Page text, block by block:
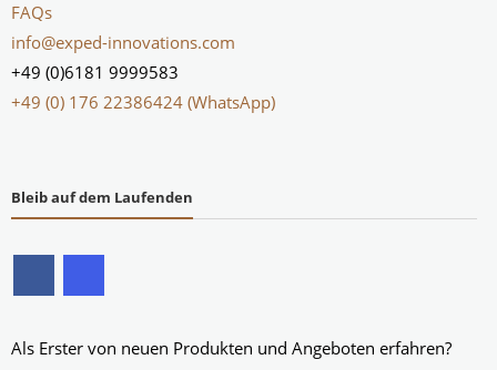
FAQs
info@exped-innovations.com
+49 (0)6181 9999583
+49 (0) 176 22386424 (WhatsApp)
Bleib auf dem Laufenden
Als Erster von neuen Produkten und Angeboten erfahren?